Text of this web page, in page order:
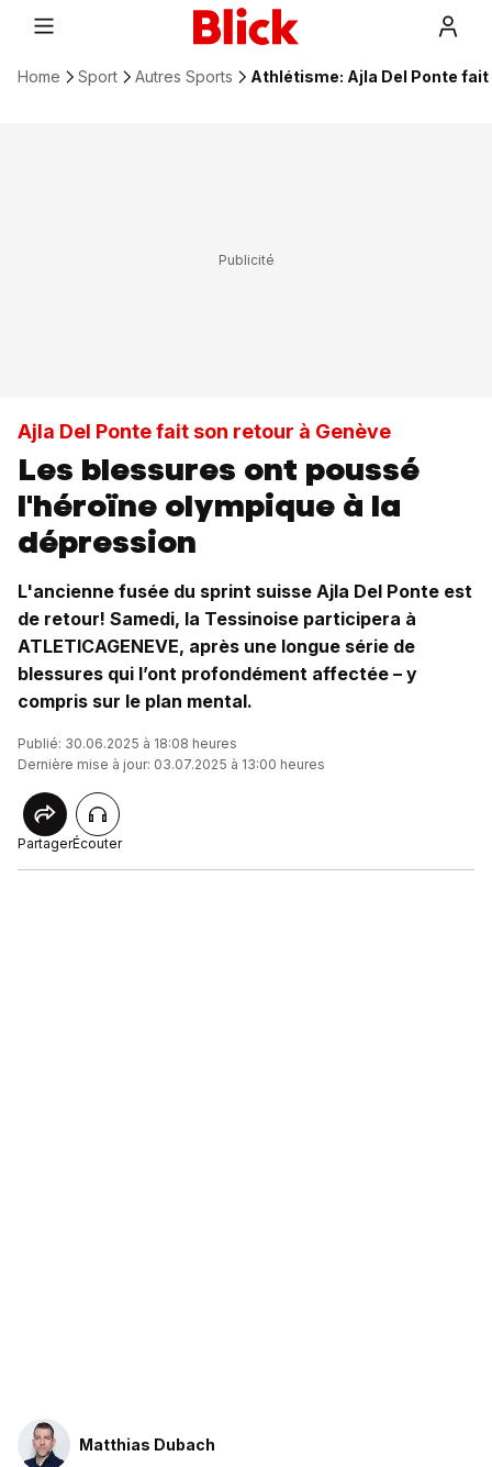
Home Sport Autres Sports Athlétisme: Ajla Del Ponte
Ajla Del Ponte fait son retour à Genève
Les blessures ont poussé
l'héroïne olympique à la
dépression
L'ancienne fusée du sprint suisse Ajla Del Ponte est
de retour! Samedi, la Tessinoise participera à
ATLETICAGENEVE, après une longue série de
blessures qui l’ont profondément affectée – y
compris sur le plan mental.
Publié: 30.06.2025 à 18:08 heures
Dernière mise à jour: 03.07.2025 à 13:00 heures
PartagerÉcouter
Matthias Dubach